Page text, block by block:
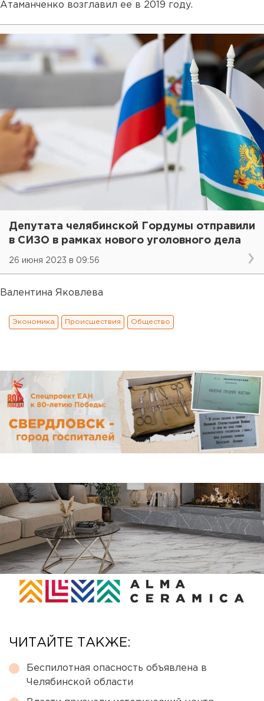
Атаманченко возглавил ее в 2019 году.
Депутата челябинской Гордумы отправили
в СИЗО в рамках нового уголовного дела
26 июня 2023 в 09:56
Валентина Яковлева
Экономика Происшествия Общество
ЧИТАЙТЕ ТАКЖЕ:
Беспилотная опасность объявлена в
Челябинской области